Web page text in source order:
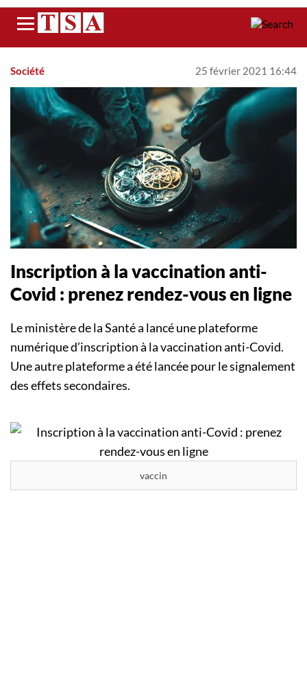
Menu
Société 25 février 2021 16:44
Inscription à la vaccination anti-
Covid : prenez rendez-vous en ligne
Le ministère de la Santé a lancé une plateforme
numérique d’inscription à la vaccination anti-Covid.
Une autre plateforme a été lancée pour le signalement
des effets secondaires.
vaccin